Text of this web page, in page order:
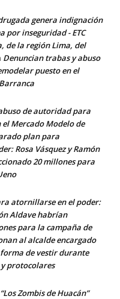
genera indignación
por inseguridad - ETC
de la región Lima, del
Denuncian trabas y abuso
puesto en el
de autoridad para
Mercado Modelo de
plan para
Rosa Vásquez y Ramón
20 millones para
atornillarse en el poder:
Aldave habrían
para la campaña de
al alcalde encargado
de vestir durante
protocolares
Zombis de Huacán”